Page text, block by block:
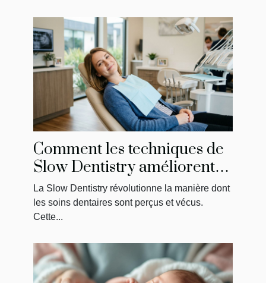
Comment les techniques de
Slow Dentistry améliorent-
elles votre expérience chez
le dentiste ?
La Slow Dentistry révolutionne la manière dont
les soins dentaires sont perçus et vécus.
Cette...